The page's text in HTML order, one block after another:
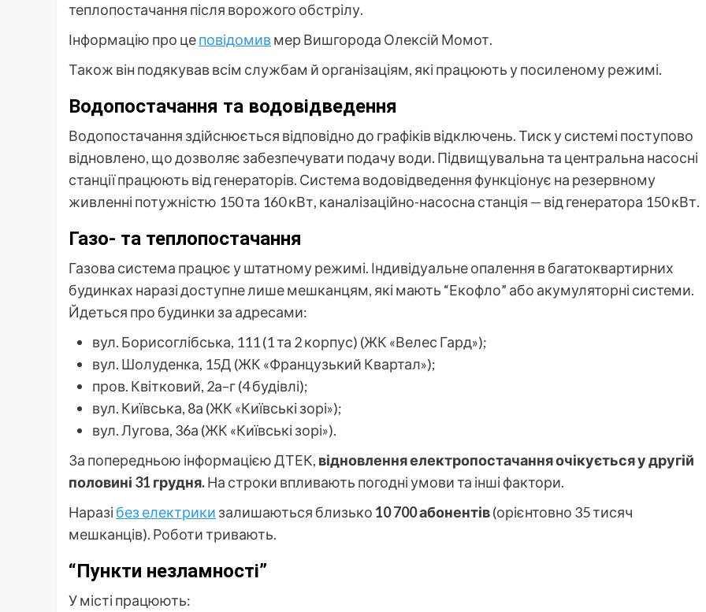
теплопостачання після ворожого обстрілу.
Інформацію про цеповідомивмер Вишгорода Олексій Момот.
Також він подякував всім службам й організаціям, які працюють у посиленому режимі.
Водопостачання та водовідведення
Водопостачання здійснюється відповідно до графіків відключень. Тиск у системі поступово
відновлено, що дозволяє забезпечувати подачу води. Підвищувальна та центральна насосні
станції працюють від генераторів. Система водовідведення функціонує на резервному
живленні потужністю 150 та 160 кВт, каналізаційно-насосна станція — від генератора 150 кВт.
Газо- та теплопостачання
Газова система працює у штатному режимі. Індивідуальне опалення в багатоквартирних
будинках наразі доступне лише мешканцям, які мають “Екофло” або акумуляторні системи.
Йдеться про будинки за адресами:
вул. Борисоглібська, 111 (1 та 2 корпус) (ЖК «Велес Гард»);
вул. Шолуденка, 15Д (ЖК «Французький Квартал»);
пров. Квітковий, 2а–г (4 будівлі);
вул. Київська, 8а (ЖК «Київські зорі»);
вул. Лугова, 36а (ЖК «Київські зорі»).
За попередньою інформацією ДТЕК, відновлення електропостачання очікується у другій
половині 31 грудня.На строки впливають погодні умови та інші фактори.
Наразі без електрики залишаються близько 10 700 абонентів(орієнтовно 35 тисяч
мешканців). Роботи тривають.
“Пункти незламності”
У місті працюють: